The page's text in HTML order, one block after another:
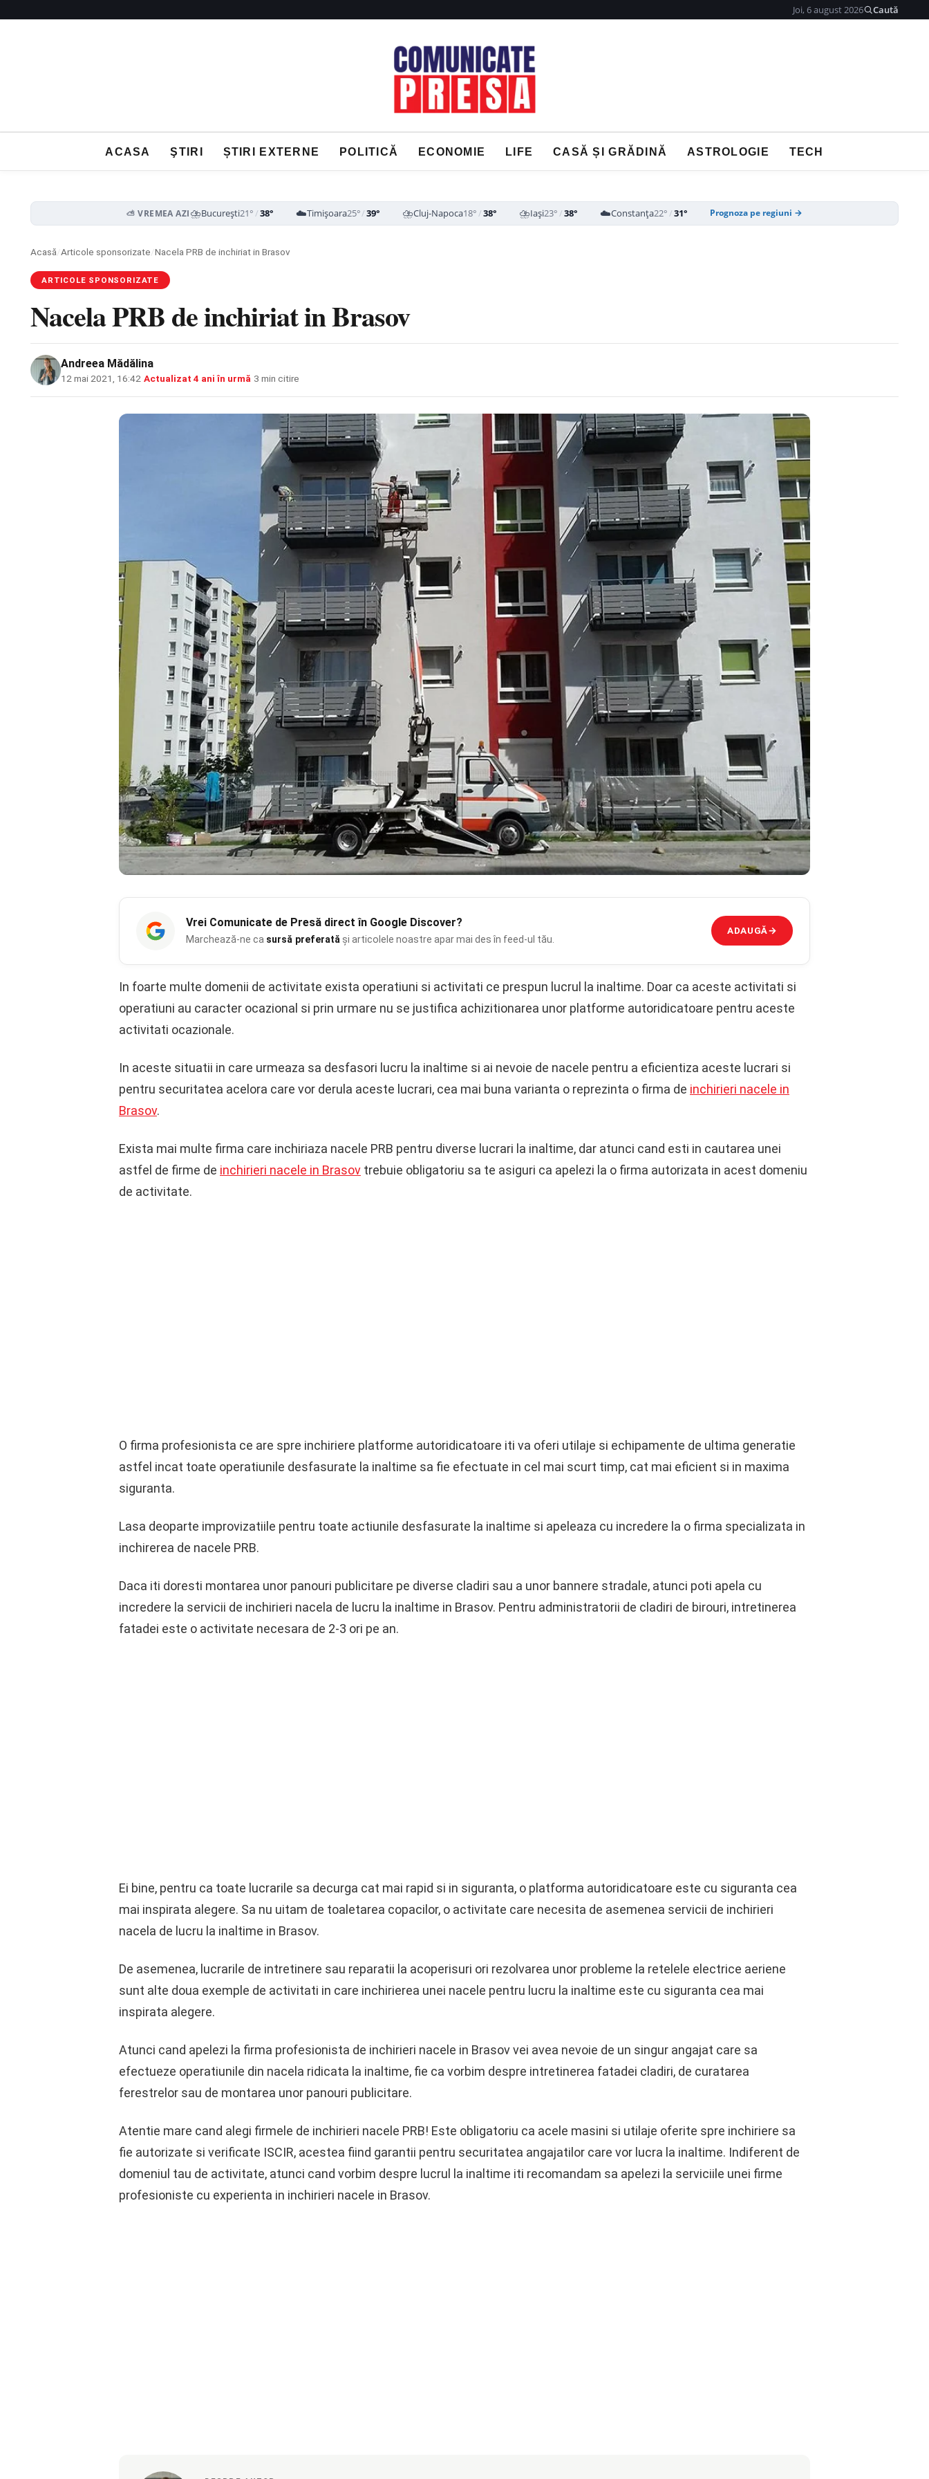
Joi, 6 august 2026 Caută
ACASA ŞTIRI ȘTIRI EXTERNE POLITICĂ ECONOMIE LIFE CASĂ ȘI GRĂDINĂ ASTROLOGIE TECH
⛅ VREMEA AZI ⛈️București21°/38° ☁️Timișoara25°/39° ⛈️Cluj-Napoca18°/38° ⛈️Iași23°/38° ☁️Constanța22°/31° Prognoza pe regiuni →
Acasă/Articole sponsorizate/Nacela PRB de inchiriat in Brasov
ARTICOLE SPONSORIZATE
Nacela PRB de inchiriat in Brasov
Andreea Mădălina
12 mai 2021, 16:42 Actualizat 4 ani în urmă 3 min citire
Vrei Comunicate de Presă direct în Google Discover?
Marchează-ne ca sursă preferată și articolele noastre apar mai des în feed-ul tău.
ADAUGĂ→
In foarte multe domenii de activitate exista operatiuni si activitati ce prespun lucrul la inaltime. Doar ca aceste activitati si
operatiuni au caracter ocazional si prin urmare nu se justifica achizitionarea unor platforme autoridicatoare pentru aceste
activitati ocazionale.
In aceste situatii in care urmeaza sa desfasori lucru la inaltime si ai nevoie de nacele pentru a eficientiza aceste lucrari si
pentru securitatea acelora care vor derula aceste lucrari, cea mai buna varianta o reprezinta o firma de inchirieri nacele in
Brasov.
Exista mai multe firma care inchiriaza nacele PRB pentru diverse lucrari la inaltime, dar atunci cand esti in cautarea unei
astfel de firme de inchirieri nacele in Brasov trebuie obligatoriu sa te asiguri ca apelezi la o firma autorizata in acest domeniu
de activitate.
O firma profesionista ce are spre inchiriere platforme autoridicatoare iti va oferi utilaje si echipamente de ultima generatie
astfel incat toate operatiunile desfasurate la inaltime sa fie efectuate in cel mai scurt timp, cat mai eficient si in maxima
siguranta.
Lasa deoparte improvizatiile pentru toate actiunile desfasurate la inaltime si apeleaza cu incredere la o firma specializata in
inchirerea de nacele PRB.
Daca iti doresti montarea unor panouri publicitare pe diverse cladiri sau a unor bannere stradale, atunci poti apela cu
incredere la servicii de inchirieri nacela de lucru la inaltime in Brasov. Pentru administratorii de cladiri de birouri, intretinerea
fatadei este o activitate necesara de 2-3 ori pe an.
Ei bine, pentru ca toate lucrarile sa decurga cat mai rapid si in siguranta, o platforma autoridicatoare este cu siguranta cea
mai inspirata alegere. Sa nu uitam de toaletarea copacilor, o activitate care necesita de asemenea servicii de inchirieri
nacela de lucru la inaltime in Brasov.
De asemenea, lucrarile de intretinere sau reparatii la acoperisuri ori rezolvarea unor probleme la retelele electrice aeriene
sunt alte doua exemple de activitati in care inchirierea unei nacele pentru lucru la inaltime este cu siguranta cea mai
inspirata alegere.
Atunci cand apelezi la firma profesionista de inchirieri nacele in Brasov vei avea nevoie de un singur angajat care sa
efectueze operatiunile din nacela ridicata la inaltime, fie ca vorbim despre intretinerea fatadei cladiri, de curatarea
ferestrelor sau de montarea unor panouri publicitare.
Atentie mare cand alegi firmele de inchirieri nacele PRB! Este obligatoriu ca acele masini si utilaje oferite spre inchiriere sa
fie autorizate si verificate ISCIR, acestea fiind garantii pentru securitatea angajatilor care vor lucra la inaltime. Indiferent de
domeniul tau de activitate, atunci cand vorbim despre lucrul la inaltime iti recomandam sa apelezi la serviciile unei firme
profesioniste cu experienta in inchirieri nacele in Brasov.